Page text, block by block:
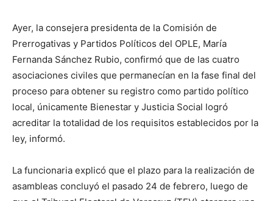
Ayer, la consejera presidenta de la Comisión de
Prerrogativas y Partidos Políticos del OPLE, María
Fernanda Sánchez Rubio, confirmó que de las cuatro
asociaciones civiles que permanecían en la fase final del
proceso para obtener su registro como partido político
local, únicamente Bienestar y Justicia Social logró
acreditar la totalidad de los requisitos establecidos por la
ley, informó.
La funcionaria explicó que el plazo para la realización de
asambleas concluyó el pasado 24 de febrero, luego de